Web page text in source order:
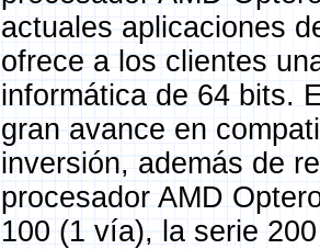
actuales aplicaciones
ofrece a los clientes
informática de 64 bits.
gran avance en
inversión, además de
procesador AMD
100 (1 vía), la serie